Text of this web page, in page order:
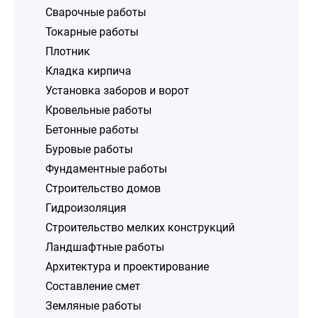
Сварочные работы
Токарные работы
Плотник
Кладка кирпича
Установка заборов и ворот
Кровельные работы
Бетонные работы
Буровые работы
Фундаментные работы
Строительство домов
Гидроизоляция
Строительство мелких конструкций
Ландшафтные работы
Архитектура и проектирование
Составление смет
Земляные работы